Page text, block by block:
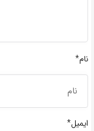
نام*
ایمیل*